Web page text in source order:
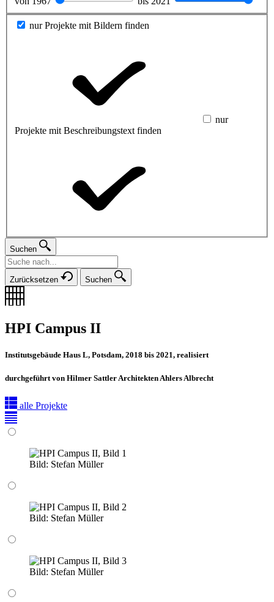
nur Projekte mit Bildern finden
nur
Projekte mit Beschreibungstext finden
Suchen
Zurücksetzen Suchen
HPI Campus II
Institutsgebäude Haus L, Potsdam, 2018 bis 2021, realisiert
durchgeführt von Hilmer Sattler Architekten Ahlers Albrecht
alle Projekte
Bild: Stefan Müller
Bild: Stefan Müller
Bild: Stefan Müller